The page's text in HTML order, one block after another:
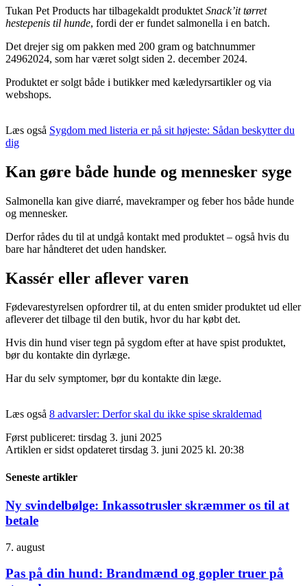
Tukan Pet Products har tilbagekaldt produktet Snack’it tørret
hestepenis til hunde, fordi der er fundet salmonella i en batch.
Det drejer sig om pakken med 200 gram og batchnummer
24962024, som har været solgt siden 2. december 2024.
Produktet er solgt både i butikker med kæledyrsartikler og via
webshops.
Læs også Sygdom med listeria er på sit højeste: Sådan beskytter du
dig
Kan gøre både hunde og mennesker syge
Salmonella kan give diarré, mavekramper og feber hos både hunde
og mennesker.
Derfor rådes du til at undgå kontakt med produktet – også hvis du
bare har håndteret det uden handsker.
Kassér eller aflever varen
Fødevarestyrelsen opfordrer til, at du enten smider produktet ud eller
afleverer det tilbage til den butik, hvor du har købt det.
Hvis din hund viser tegn på sygdom efter at have spist produktet,
bør du kontakte din dyrlæge.
Har du selv symptomer, bør du kontakte din læge.
Læs også 8 advarsler: Derfor skal du ikke spise skraldemad
Først publiceret: tirsdag 3. juni 2025
Artiklen er sidst opdateret tirsdag 3. juni 2025 kl. 20:38
Seneste artikler
Ny svindelbølge: Inkassotrusler skræmmer os til at
betale
7. august
Pas på din hund: Brandmænd og gopler truer på